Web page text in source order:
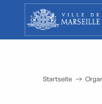
contenu
principal
Startseite